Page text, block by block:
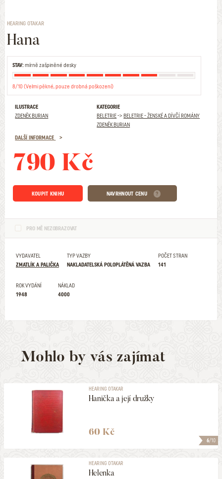
HEARING OTAKAR
Hana
STAV:mírně zašpiněné desky
8/10 (Velmi pěkné, pouze drobná poškození)
ILUSTRACE
ZDENĚK BURIAN
KATEGORIE
BELETRIE->BELETRIE - ŽENSKÉ A DÍVČÍ ROMÁNY
ZDENĚK BURIAN
DALŠÍ INFORMACE
790 Kč
KOUPIT KNIHU NAVRHNOUT CENU
PRO MĚ NEZOBRAZOVAT
VYDAVATEL
ZMATLÍK A PALIČKA
TYP VAZBY
NAKLADATELSKÁ POLOPLÁTĚNÁ VAZBA
POČET STRAN
141
ROK VYDÁNÍ
1948
NÁKLAD
4000
Mohlo by vás zajímat
6/10
HEARING OTAKAR
Hanička a její družky
60 Kč
HEARING OTAKAR
Helenka